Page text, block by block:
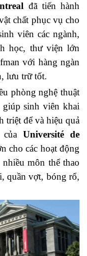
đã tiến hành
chất phục vụ cho
viên các ngành,
học, thư viện lớn
với hàng ngàn
lưu trữ tốt.
phòng nghệ thuật
sinh viên khai
triệt để và hiệu quả
củaUniversité de
cho các hoạt động
môn thể thao
quần vợt, bóng rổ,